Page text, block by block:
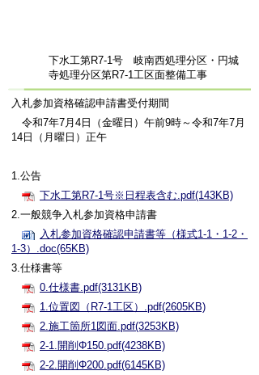
下水工第R7-1号 岐南西処理分区・円城
寺処理分区第R7-1工区面整備工事
入札参加資格確認申請書受付期間
令和7年7月4日（金曜日）午前9時～令和7年7月
14日（月曜日）正午
1.公告
下水工第R7-1号※日程表含む.pdf(143KB)
2.一般競争入札参加資格申請書
入札参加資格確認申請書等（様式1-1・1-2・
1-3）.doc(65KB)
3.仕様書等
0.仕様書.pdf(3131KB)
1.位置図（R7-1工区）.pdf(2605KB)
2.施工箇所1図面.pdf(3253KB)
2-1.開削Φ150.pdf(4238KB)
2-2.開削Φ200.pdf(6145KB)